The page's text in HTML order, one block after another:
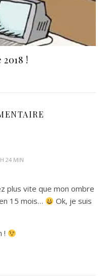
!
24 MIN
plus vite que mon ombre
15 mois…
Ok, je suis
!